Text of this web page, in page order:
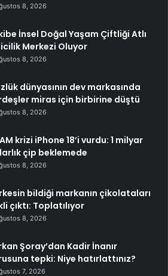
8, 2026
İnsel Doğal Yaşam Çiftliği Atlı
Merkezi Oluyor
8, 2026
dünyasının dev markasında
miras için birbirine düştü
8, 2026
krizi iPhone 18’i vurdu: 1 milyar
çip beklemede
8, 2026
bildiği markanın çikolataları
çıktı: Toplatılıyor
8, 2026
Şoray’dan Kadir İnanır
tepki: Niye hatırlattınız?
7, 2026